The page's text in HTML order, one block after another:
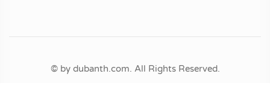
© by dubanth.com. All Rights Reserved.